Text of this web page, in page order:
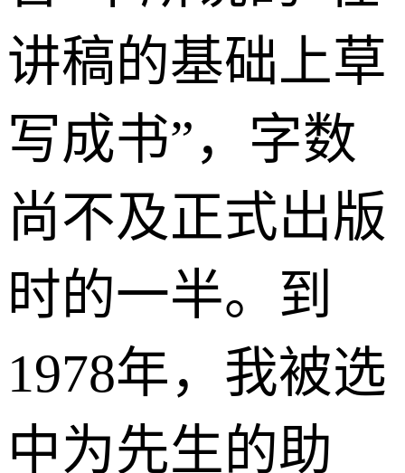
讲稿的基础上草
写成书”，字数
尚不及正式出版
时的一半。到
1978年，我被选
中为先生的助